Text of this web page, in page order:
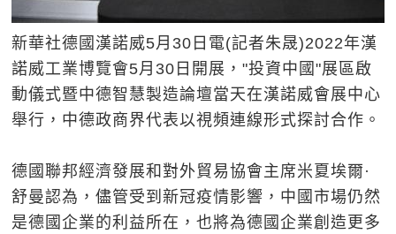
新華社德國漢諾威5月30日電(記者朱晟)2022年漢
諾威工業博覽會5月30日開展，"投資中國"展區啟
動儀式暨中德智慧製造論壇當天在漢諾威會展中心
舉行，中德政商界代表以視頻連線形式探討合作。
德國聯邦經濟發展和對外貿易協會主席米夏埃爾·
舒曼認為，儘管受到新冠疫情影響，中國市場仍然
是德國企業的利益所在，也將為德國企業創造更多